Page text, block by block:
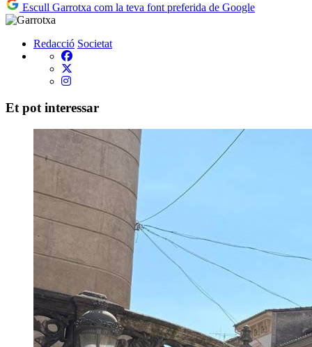
Escull Garrotxa com la teva font preferida de Google
Redacció Societat
Et pot interessar